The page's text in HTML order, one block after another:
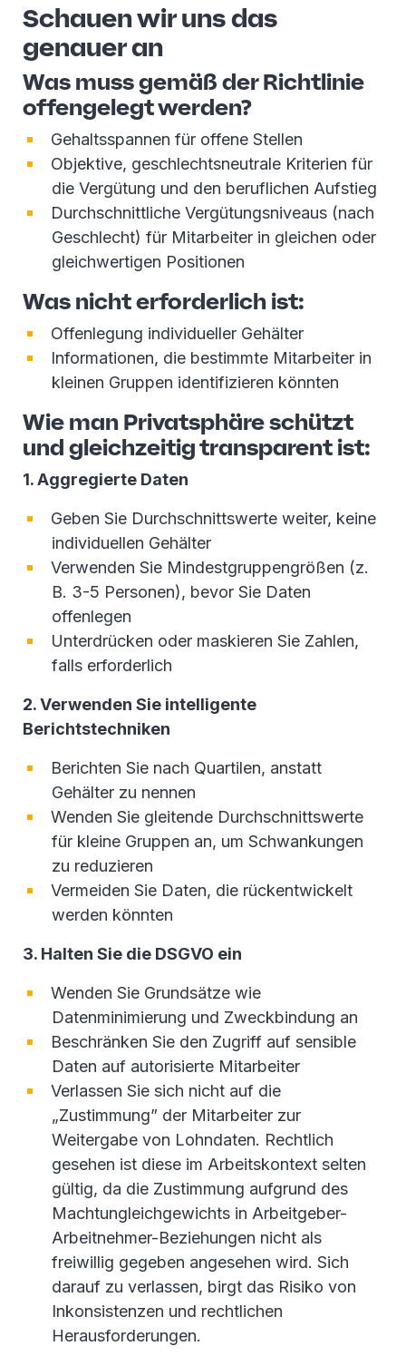
Schauen wir uns das
genauer an
Was muss gemäß der Richtlinie
offengelegt werden?
Gehaltsspannen für offene Stellen
Objektive, geschlechtsneutrale Kriterien für
die Vergütung und den beruflichen Aufstieg
Durchschnittliche Vergütungsniveaus (nach
Geschlecht) für Mitarbeiter in gleichen oder
gleichwertigen Positionen
Was nicht erforderlich ist:
Offenlegung individueller Gehälter
Informationen, die bestimmte Mitarbeiter in
kleinen Gruppen identifizieren könnten
Wie man Privatsphäre schützt
und gleichzeitig transparent ist:
1. Aggregierte Daten
Geben Sie Durchschnittswerte weiter, keine
individuellen Gehälter
Verwenden Sie Mindestgruppengrößen (z.
B. 3-5 Personen), bevor Sie Daten
offenlegen
Unterdrücken oder maskieren Sie Zahlen,
falls erforderlich
2. Verwenden Sie intelligente
Berichtstechniken
Berichten Sie nach Quartilen, anstatt
Gehälter zu nennen
Wenden Sie gleitende Durchschnittswerte
für kleine Gruppen an, um Schwankungen
zu reduzieren
Vermeiden Sie Daten, die rückentwickelt
werden könnten
3. Halten Sie die DSGVO ein
Wenden Sie Grundsätze wie
Datenminimierung und Zweckbindung an
Beschränken Sie den Zugriff auf sensible
Daten auf autorisierte Mitarbeiter
Verlassen Sie sich nicht auf die
„Zustimmung” der Mitarbeiter zur
Weitergabe von Lohndaten. Rechtlich
gesehen ist diese im Arbeitskontext selten
gültig, da die Zustimmung aufgrund des
Machtungleichgewichts in Arbeitgeber-
Arbeitnehmer-Beziehungen nicht als
freiwillig gegeben angesehen wird. Sich
darauf zu verlassen, birgt das Risiko von
Inkonsistenzen und rechtlichen
Herausforderungen.